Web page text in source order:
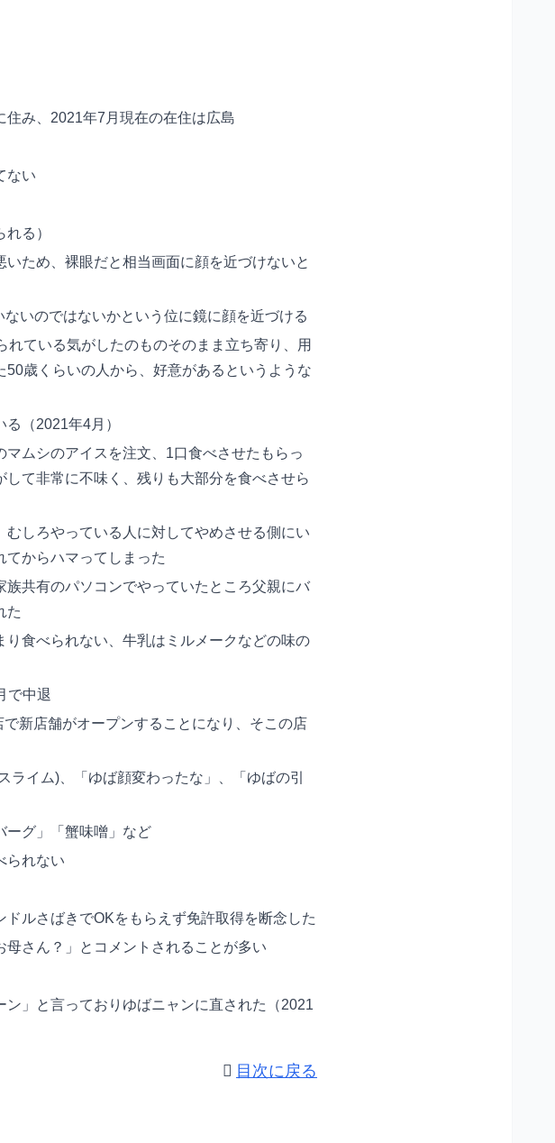
み、2021年7月現在の在住は広島
ない
る）
ため、裸眼だと相当画面に顔を近づけないと
いのではないかという位に鏡に顔を近づける
ている気がしたのものそのまま立ち寄り、用
歳くらいの人から、好意があるというような
（2021年4月）
ムシのアイスを注文、1口食べさせたもらっ
て非常に不味く、残りも大部分を食べさせら
しろやっている人に対してやめさせる側にい
てからハマってしまった
共有のパソコンでやっていたところ父親にバ
た
食べられない、牛乳はミルメークなどの味の
で中退
新店舗がオープンすることになり、そこの店
イム)、「ゆば顔変わったな」、「ゆばの引
ーグ」「蟹味噌」など
られない
ルさばきでOKをもらえず免許取得を断念した
さん？」とコメントされることが多い
」と言っておりゆばニャンに直された（2021
目次に戻る